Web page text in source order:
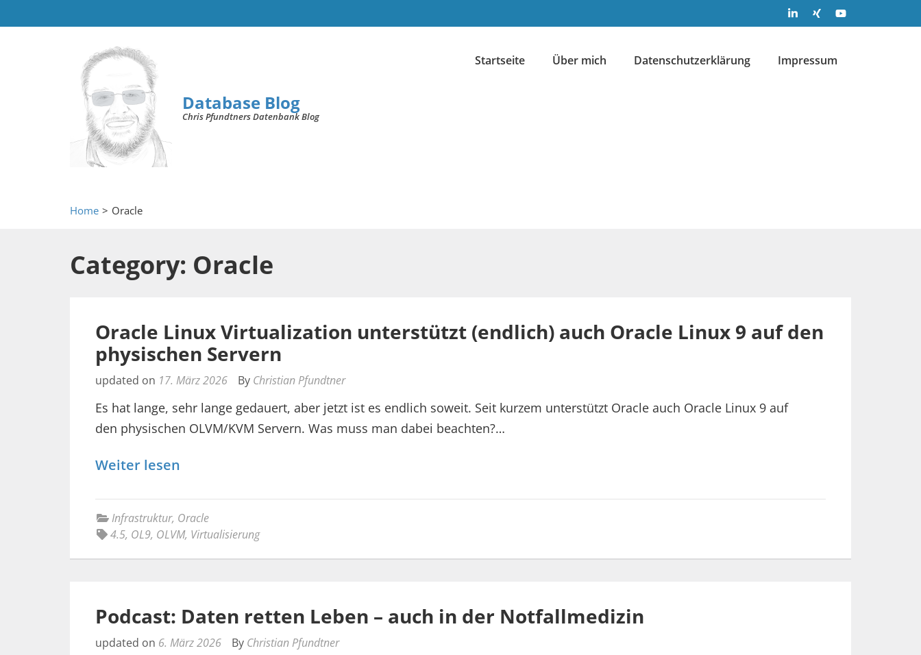
Database Blog
Chris Pfundtners Datenbank Blog
Startseite Über mich Datenschutzerklärung Impressum
Home > Oracle
Category: Oracle
Oracle Linux Virtualization unterstützt (endlich) auch Oracle Linux 9 auf den
physischen Servern
updated on 17. März 2026 By Christian Pfundtner
Es hat lange, sehr lange gedauert, aber jetzt ist es endlich soweit. Seit kurzem unterstützt Oracle auch Oracle Linux 9 auf
den physischen OLVM/KVM Servern. Was muss man dabei beachten?…
Weiter lesen
Infrastruktur, Oracle
4.5, OL9, OLVM, Virtualisierung
Podcast: Daten retten Leben – auch in der Notfallmedizin
updated on 6. März 2026 By Christian Pfundtner